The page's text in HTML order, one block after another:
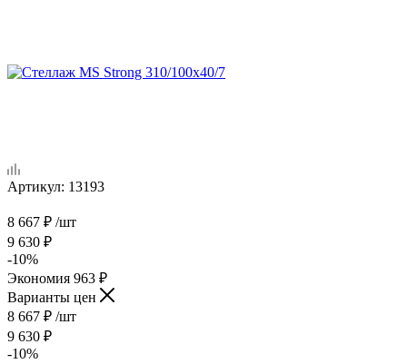
Артикул: 13193
8 667 ₽ /шт
9 630 ₽
-10%
Экономия 963 ₽
Варианты цен
8 667 ₽ /шт
9 630 ₽
-10%